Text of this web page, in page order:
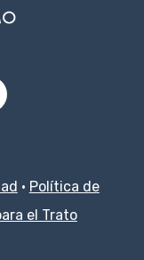
· Política de
el Trato